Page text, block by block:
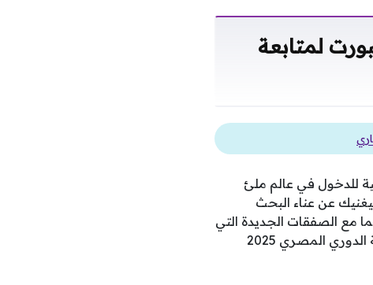
لمتابعة
المصري 2025 يمنحك فرصة مجانية للدخول في عالم ملئ
عن عناء البحث
مع الصفقات الجديدة التي
جعلت المنافسة أكثر شراسة على القمة والقاع، وسيبقى تردد قناة أون سبورت لمتابعة الدوري المصري 2025